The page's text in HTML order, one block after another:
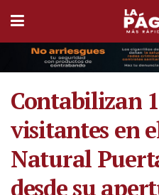
Contabilizan
visitantes en
Natural
desde su